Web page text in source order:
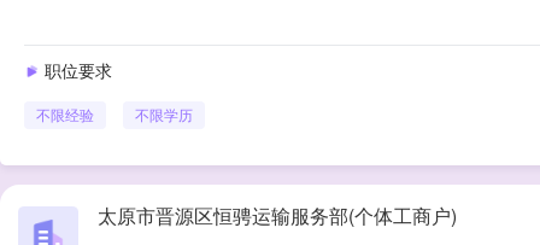
职位要求
不限经验 不限学历
太原市晋源区恒骋运输服务部(个体工商户)